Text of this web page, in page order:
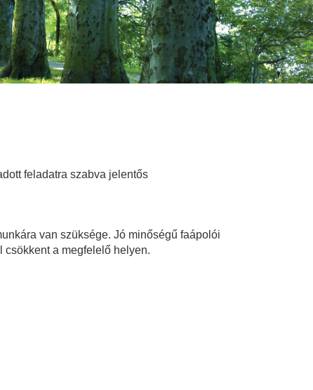
feladatra szabva jelentős
van szüksége. Jó minőségű faápolói
csökkent a megfelelő helyen.